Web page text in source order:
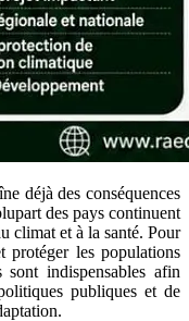
déjà des conséquences
des pays continuent
climat et à la santé. Pour
protéger les populations
sont indispensables afin
publiques et de